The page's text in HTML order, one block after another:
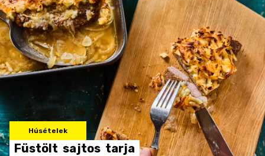
Húsételek
Füstölt sajtos tarja